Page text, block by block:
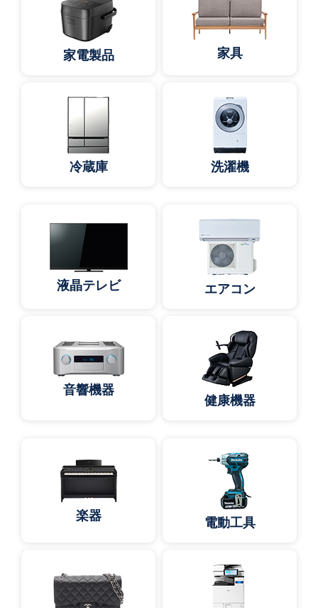
家電製品 家具
冷蔵庫 洗濯機
液晶テレビ エアコン
音響機器
健康機器
楽器 電動工具